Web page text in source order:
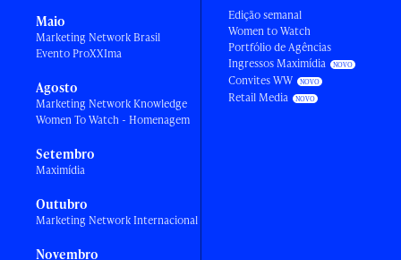
Maio
Marketing Network Brasil
Evento ProXXIma
Agosto
Marketing Network Knowledge
Women To Watch - Homenagem
Setembro
Maximídia
Outubro
Marketing Network Internacional
Novembro
Edição semanal
Women to Watch
Portfólio de Agências
Ingressos Maximídia
Convites WW
Retail Media